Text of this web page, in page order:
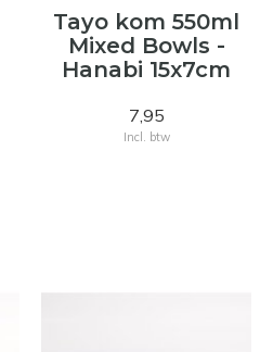
Tayo kom 550ml
Mixed Bowls -
Hanabi 15x7cm
7,95
Incl. btw